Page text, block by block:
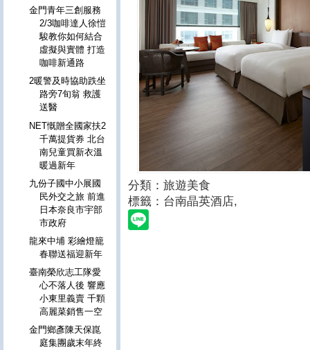
分類：旅遊美食
標籤：台南晶英酒店,
金門青年三創服務
2/3咖啡達人徐愷
駿教你如何結合
虛擬與實體 打造
咖啡新通路
2暖警及時協助跌坐
路旁7旬翁 救護
送醫
NET慨贈全國家扶2
千萬提貨券 北台
南兒童買新衣溫
暖過新年
九份子國中小展國
民外交之旅 前進
日本奈良市宇部
市政府
龍來中埔 彩繪燈籠
春聯送福迎新年
臺南榮欣志工隊愛
心不落人後 響應
小東里義賣 千顆
高麗菜銷售一空
金門鄉彥陳天保崑
庭集團歲末年終